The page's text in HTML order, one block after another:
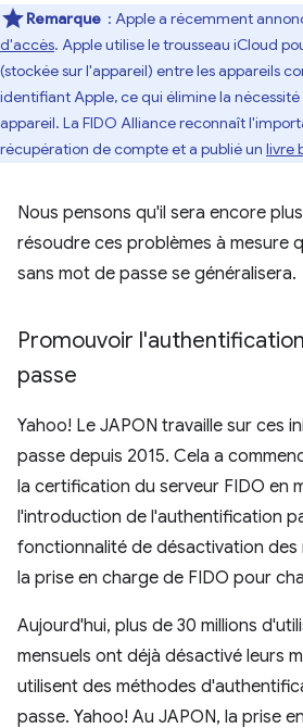
Remarque : Apple a récemment
d'accès. Apple utilise le trousseau iCloud
(stockée sur l'appareil) entre les appareils
identifiant Apple, ce qui élimine la
appareil. La FIDO Alliance reconnaît
récupération de compte et a publié un livre
Nous pensons qu'il sera encore
résoudre ces problèmes à mesure
sans mot de passe se généralisera.
Promouvoir
passe
Yahoo! Le JAPON travaille sur ces
passe depuis 2015. Cela a
la certification du serveur FIDO en
l'introduction de l'authentification
fonctionnalité de désactivation
la prise en charge de FIDO pour
Aujourd'hui, plus de 30 millions
mensuels ont déjà désactivé leurs
utilisent des méthodes
passe. Yahoo! Au JAPON, la prise